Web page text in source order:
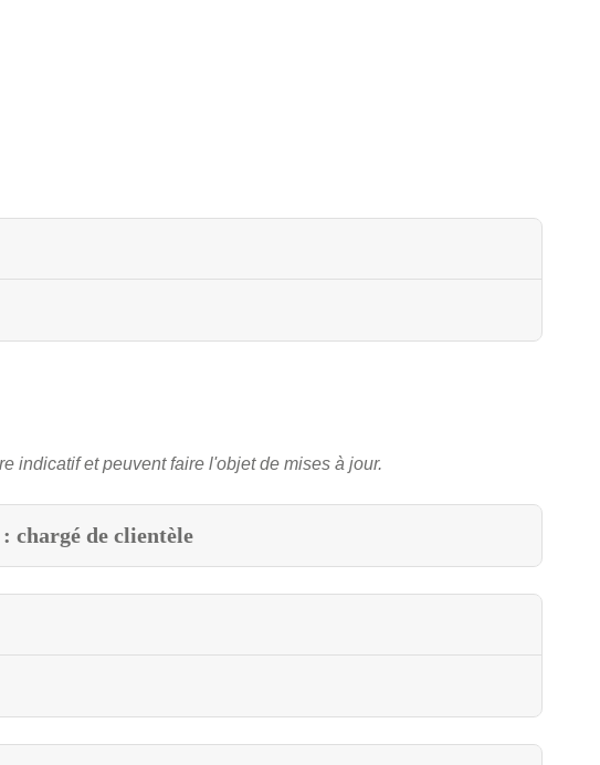
indicatif et peuvent faire l'objet de mises à jour.
chargé de clientèle